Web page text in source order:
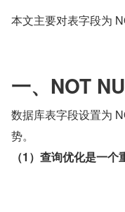
本文主要对表字段为
一、NOT
数据库表字段设置为
势。
（1）查询优化是一个